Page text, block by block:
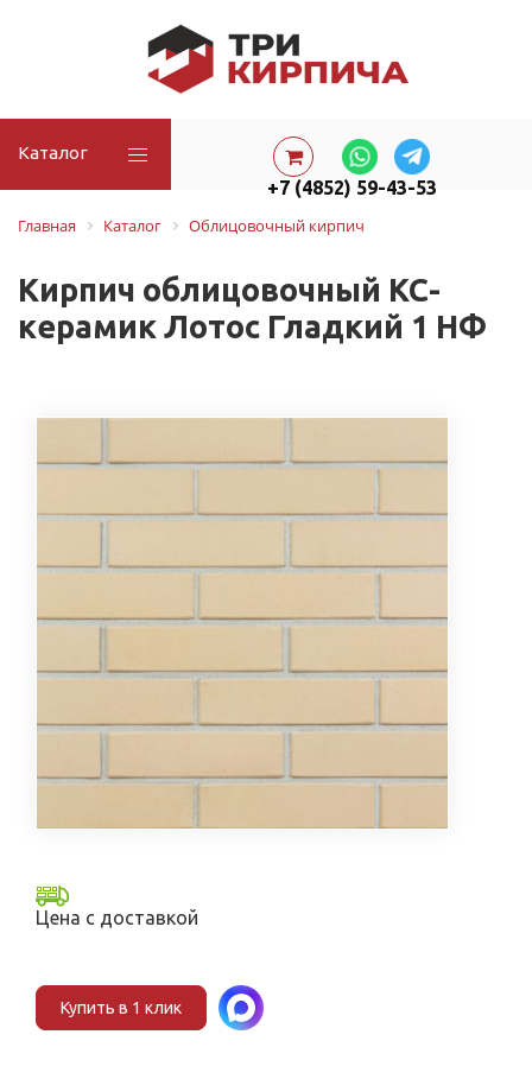
Каталог
+7 (4852) 59-43-53
Главная
Каталог Облицовочный кирпич
Кирпич облицовочный КС-
керамик Лотос Гладкий 1 НФ
Цена с доставкой
Купить в 1 клик